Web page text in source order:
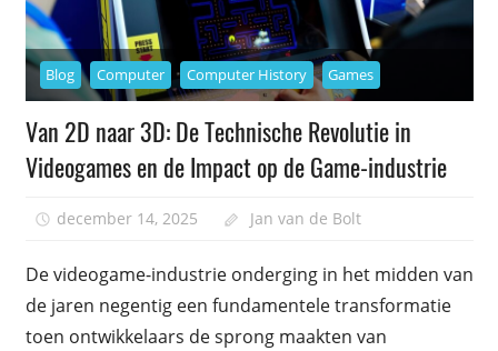
Blog Computer Computer History Games
Van 2D naar 3D: De Technische Revolutie in
Videogames en de Impact op de Game-industrie
december 14, 2025 Jan van de Bolt
De videogame-industrie onderging in het midden van
de jaren negentig een fundamentele transformatie
toen ontwikkelaars de sprong maakten van